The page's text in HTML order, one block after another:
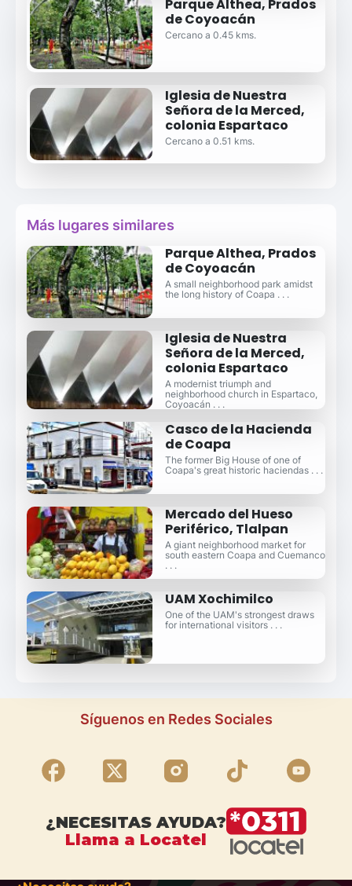
Parque Althea, Prados
de Coyoacán
Cercano a 0.45 kms.
Iglesia de Nuestra
Señora de la Merced,
colonia Espartaco
Cercano a 0.51 kms.
Más lugares similares
Parque Althea, Prados
de Coyoacán
A small neighborhood park amidst
the long history of Coapa . . .
Iglesia de Nuestra
Señora de la Merced,
colonia Espartaco
A modernist triumph and
neighborhood church in Espartaco,
Coyoacán . . .
Casco de la Hacienda
de Coapa
The former Big House of one of
Coapa's great historic haciendas . . .
Mercado del Hueso
Periférico, Tlalpan
A giant neighborhood market for
south eastern Coapa and Cuemanco
. . .
UAM Xochimilco
One of the UAM's strongest draws
for international visitors . . .
Síguenos en Redes Sociales
¿NECESITAS AYUDA?
Llama a Locatel